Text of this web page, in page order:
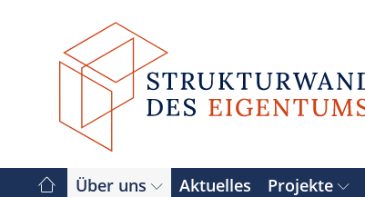
Inhalt
springen
Über uns Aktuelles Projekte